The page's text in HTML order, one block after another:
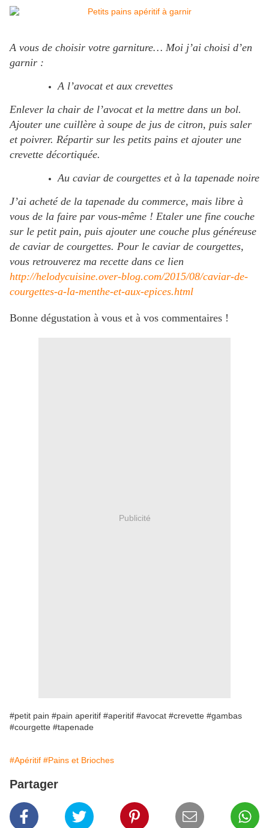
A vous de choisir votre garniture… Moi j’ai choisi d’en
garnir :
A l’avocat et aux crevettes
Enlever la chair de l’avocat et la mettre dans un bol.
Ajouter une cuillère à soupe de jus de citron, puis saler
et poivrer. Répartir sur les petits pains et ajouter une
crevette décortiquée.
Au caviar de courgettes et à la tapenade noire
J’ai acheté de la tapenade du commerce, mais libre à
vous de la faire par vous-même ! Etaler une fine couche
sur le petit pain, puis ajouter une couche plus généreuse
de caviar de courgettes. Pour le caviar de courgettes,
vous retrouverez ma recette dans ce lien
http://helodycuisine.over-blog.com/2015/08/caviar-de-
courgettes-a-la-menthe-et-aux-epices.html
Bonne dégustation à vous et à vos commentaires !
Publicité
#petit pain #pain aperitif #aperitif #avocat #crevette #gambas
#courgette #tapenade
#Apéritif #Pains et Brioches
Partager